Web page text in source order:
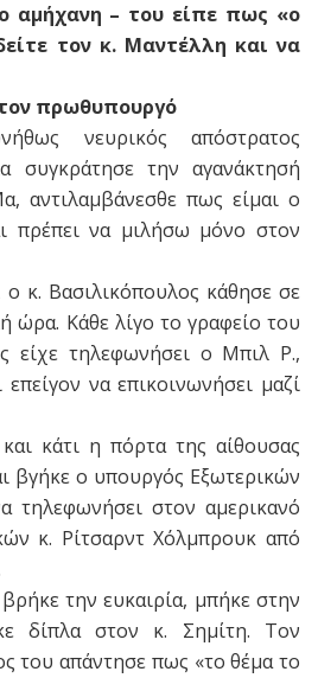
αμήχανη – του είπε πως «ο
τον κ. Μαντέλλη και να
πρωθυπουργό
νευρικός απόστρατος
συγκράτησε την αγανάκτησή
αντιλαμβάνεσθε πως είμαι ο
πρέπει να μιλήσω μόνο στον
κ. Βασιλικόπουλος κάθησε σε
ώρα. Κάθε λίγο το γραφείο του
είχε τηλεφωνήσει ο Μπιλ P.,
επείγον να επικοινωνήσει μαζί
κάτι η πόρτα της αίθουσας
βγήκε ο υπουργός Εξωτερικών
τηλεφωνήσει στον αμερικανό
κ. Ρίτσαρντ Χόλμπρουκ από
την ευκαιρία, μπήκε στην
δίπλα στον κ. Σημίτη. Τον
του απάντησε πως «το θέμα το